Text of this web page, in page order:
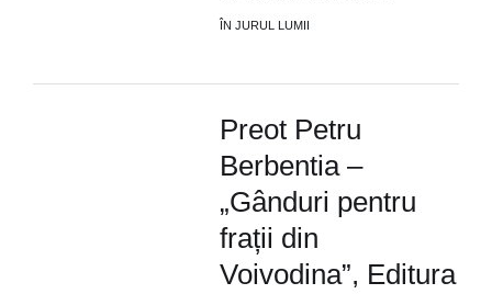
ÎN JURUL LUMII
Preot Petru
Berbentia –
„Gânduri pentru
frații din
Voivodina”, Editura